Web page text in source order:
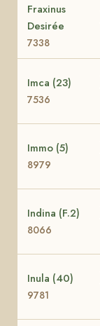
Fraxinus
Desirée
7338
Imca (23)
7536
Immo (5)
8979
Indina (F.2)
8066
Inula (40)
9781